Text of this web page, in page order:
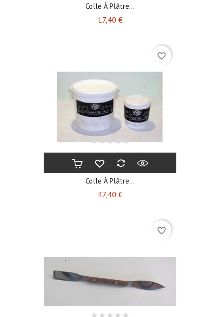
Colle À Plâtre...
17,40 €Prix
Colle À Plâtre...
47,40 €Prix
favorite_border
favorite_border